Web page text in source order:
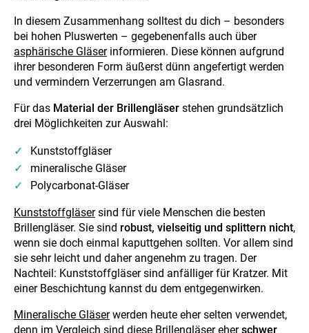
In diesem Zusammenhang solltest du dich – besonders
bei hohen Pluswerten – gegebenenfalls auch über
asphärische Gläserinformieren. Diese können aufgrund
ihrer besonderen Form äußerst dünn angefertigt werden
und vermindern Verzerrungen am Glasrand.
Für das Material der Brillengläser stehen grundsätzlich
drei Möglichkeiten zur Auswahl:
Kunststoffgläser
mineralische Gläser
Polycarbonat-Gläser
Kunststoffgläsersind für viele Menschen die besten
Brillengläser. Sie sind robust, vielseitig und splittern nicht,
wenn sie doch einmal kaputtgehen sollten. Vor allem sind
sie sehr leicht und daher angenehm zu tragen. Der
Nachteil: Kunststoffgläser sind anfälliger für Kratzer. Mit
einer Beschichtung kannst du dem entgegenwirken.
Mineralische Gläserwerden heute eher selten verwendet,
denn im Vergleich sind diese Brillengläser eherschwer